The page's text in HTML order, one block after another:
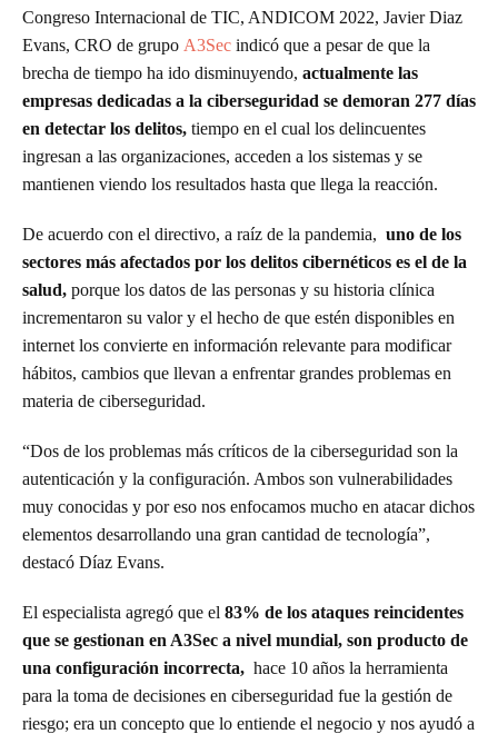
Congreso Internacional de TIC, ANDICOM 2022, Javier Diaz
Evans, CRO de grupo A3Sec indicó que a pesar de que la
brecha de tiempo ha ido disminuyendo, actualmente las
empresas dedicadas a la ciberseguridad se demoran 277 días
en detectar los delitos, tiempo en el cual los delincuentes
ingresan a las organizaciones, acceden a los sistemas y se
mantienen viendo los resultados hasta que llega la reacción.
De acuerdo con el directivo, a raíz de la pandemia, uno de los
sectores más afectados por los delitos cibernéticos es el de la
salud, porque los datos de las personas y su historia clínica
incrementaron su valor y el hecho de que estén disponibles en
internet los convierte en información relevante para modificar
hábitos, cambios que llevan a enfrentar grandes problemas en
materia de ciberseguridad.
“Dos de los problemas más críticos de la ciberseguridad son la
autenticación y la configuración. Ambos son vulnerabilidades
muy conocidas y por eso nos enfocamos mucho en atacar dichos
elementos desarrollando una gran cantidad de tecnología”,
destacó Díaz Evans.
El especialista agregó que el 83% de los ataques reincidentes
que se gestionan en A3Sec a nivel mundial, son producto de
una configuración incorrecta, hace 10 años la herramienta
para la toma de decisiones en ciberseguridad fue la gestión de
riesgo; era un concepto que lo entiende el negocio y nos ayudó a